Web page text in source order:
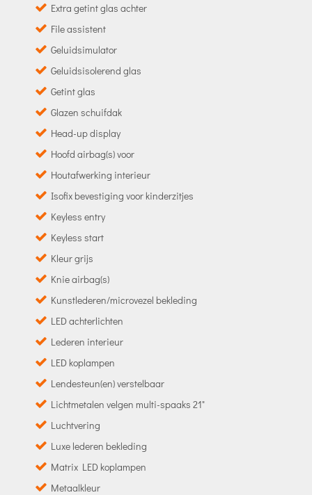
Extra getint glas achter
File assistent
Geluidsimulator
Geluidsisolerend glas
Getint glas
Glazen schuifdak
Head-up display
Hoofd airbag(s) voor
Houtafwerking interieur
Isofix bevestiging voor kinderzitjes
Keyless entry
Keyless start
Kleur grijs
Knie airbag(s)
Kunstlederen/microvezel bekleding
LED achterlichten
Lederen interieur
LED koplampen
Lendesteun(en) verstelbaar
Lichtmetalen velgen multi-spaaks 21"
Luchtvering
Luxe lederen bekleding
Matrix LED koplampen
Metaalkleur